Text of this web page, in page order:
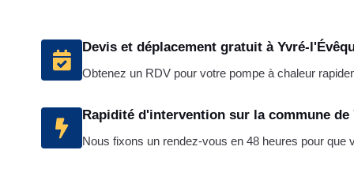
Devis et déplacement gratuit à Yvré-
Obtenez un RDV pour votre pompe à chaleur
Rapidité d'intervention sur la commune de
Nous fixons un rendez-vous en 48 heures pour que